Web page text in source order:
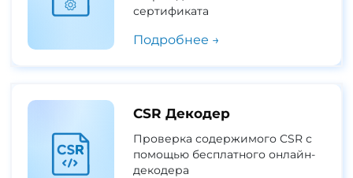
сертификата
Подробнее →
CSR Декодер
Проверка содержимого CSR с
помощью бесплатного онлайн-
декодера